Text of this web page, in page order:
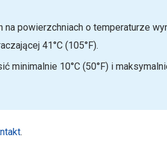
na powierzchniach o temperaturze
41°C (105°F).
minimalnie 10°C (50°F) i
.